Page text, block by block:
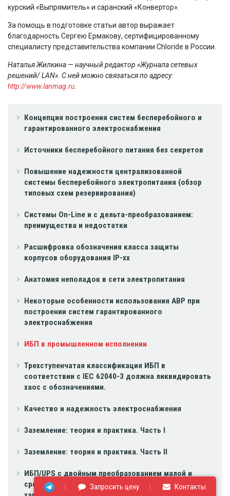
Концепция построения систем бесперебойного и
гарантированного электроснабжения
Источники бесперебойного питания без секретов
Повышение надежности централизованной
системы бесперебойного электропитания (обзор
типовых схем резервирования)
Системы On-Line и с дельта-преобразованием:
преимущества и недостатки
Расшифровка обозначения класса защиты
корпусов оборудования IP-xx
Анатомия неполадок в сети электропитания
Некоторые особенности использования АВР при
построении систем гарантированного
электроснабжения
ИБП в промышленном исполнении
Трехступенчатая классификация ИБП в
соответствии с IEC 62040-3 должна ликвидировать
хаос с обозначениями.
Качество и надежность электроснабжения
Заземление: теория и практика. Часть I
Заземление: теория и практика. Часть II
ИБП/UPS с двойным преобразованием малой и
средней мощности: схемотехника и технические
курский «Выпрямитель» и саранский «Конвертор».
За помощь в подготовке статьи автор выражает
благодарность Сергею Ермакову, сертифицированному
специалисту представительства компании Chloride в России.
Наталья Жилкина — научный редактор «Журнала сетевых
решений/ LAN». С ней можно связаться по адресу:
http://www.lanmag.ru
Запросить цену Контакты